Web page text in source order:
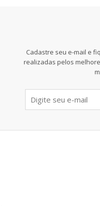
Cadastre seu e-mail e
realizadas pelos